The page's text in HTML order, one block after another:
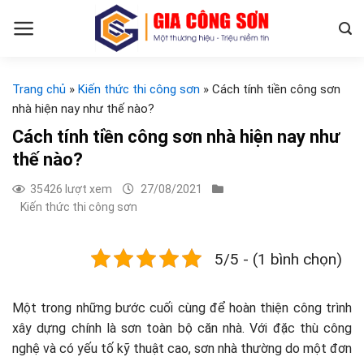
Trang chủ » Kiến thức thi công sơn » Cách tính tiền công sơn
nhà hiện nay như thế nào?
Cách tính tiền công sơn nhà hiện nay như
thế nào?
35426 lượt xem
27/08/2021
Kiến thức thi công sơn
5/5 - (1 bình chọn)
Một trong những bước cuối cùng để hoàn thiện công trình
xây dựng chính là sơn toàn bộ căn nhà. Với đặc thù công
nghệ và có yếu tố kỹ thuật cao, sơn nhà thường do một đơn